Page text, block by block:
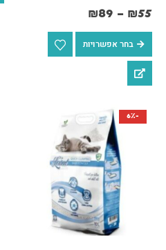
ליטר הוא פתרון הריפוד
וההיגיינה המוביל בעולם,
המותאם בצורה מושלמת גם
לתוכים, ציפורים וחתולים.
ממוחזר וטבעי ללא כימיקלים,
₪55
–
₪89
בחר אפשרויות
-6%